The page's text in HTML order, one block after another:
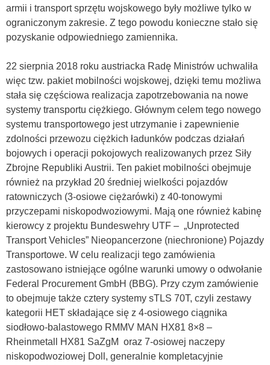
armii i transport sprzętu wojskowego były możliwe tylko w
ograniczonym zakresie. Z tego powodu konieczne stało się
pozyskanie odpowiedniego zamiennika.
22 sierpnia 2018 roku austriacka Radę Ministrów uchwaliła
więc tzw. pakiet mobilności wojskowej, dzięki temu możliwa
stała się częściowa realizacja zapotrzebowania na nowe
systemy transportu ciężkiego. Głównym celem tego nowego
systemu transportowego jest utrzymanie i zapewnienie
zdolności przewozu ciężkich ładunków podczas działań
bojowych i operacji pokojowych realizowanych przez Siły
Zbrojne Republiki Austrii. Ten pakiet mobilności obejmuje
również na przykład 20 średniej wielkości pojazdów
ratowniczych (3-osiowe ciężarówki) z 40-tonowymi
przyczepami niskopodwoziowymi. Mają one również kabinę
kierowcy z projektu Bundeswehry UTF – „Unprotected
Transport Vehicles” Nieopancerzone (niechronione) Pojazdy
Transportowe. W celu realizacji tego zamówienia
zastosowano istniejące ogólne warunki umowy o odwołanie
Federal Procurement GmbH (BBG). Przy czym zamówienie
to obejmuje także cztery systemy sTLS 70T, czyli zestawy
kategorii HET składające się z 4-osiowego ciągnika
siodłowo-balastowego RMMV MAN HX81 8×8 –
Rheinmetall HX81 SaZgM oraz 7-osiowej naczepy
niskopodwoziowej Doll, generalnie kompletacyjnie